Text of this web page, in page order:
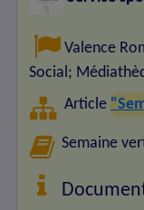
Valence
Social ;
Article
Semaine